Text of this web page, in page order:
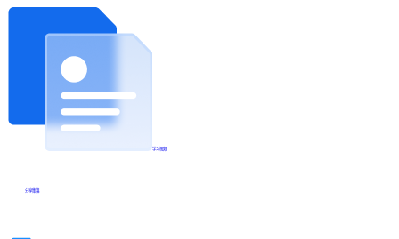
学习视频
分享集锦